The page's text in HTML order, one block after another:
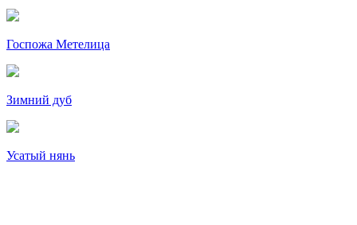
Госпожа Метелица
Зимний дуб
Усатый нянь